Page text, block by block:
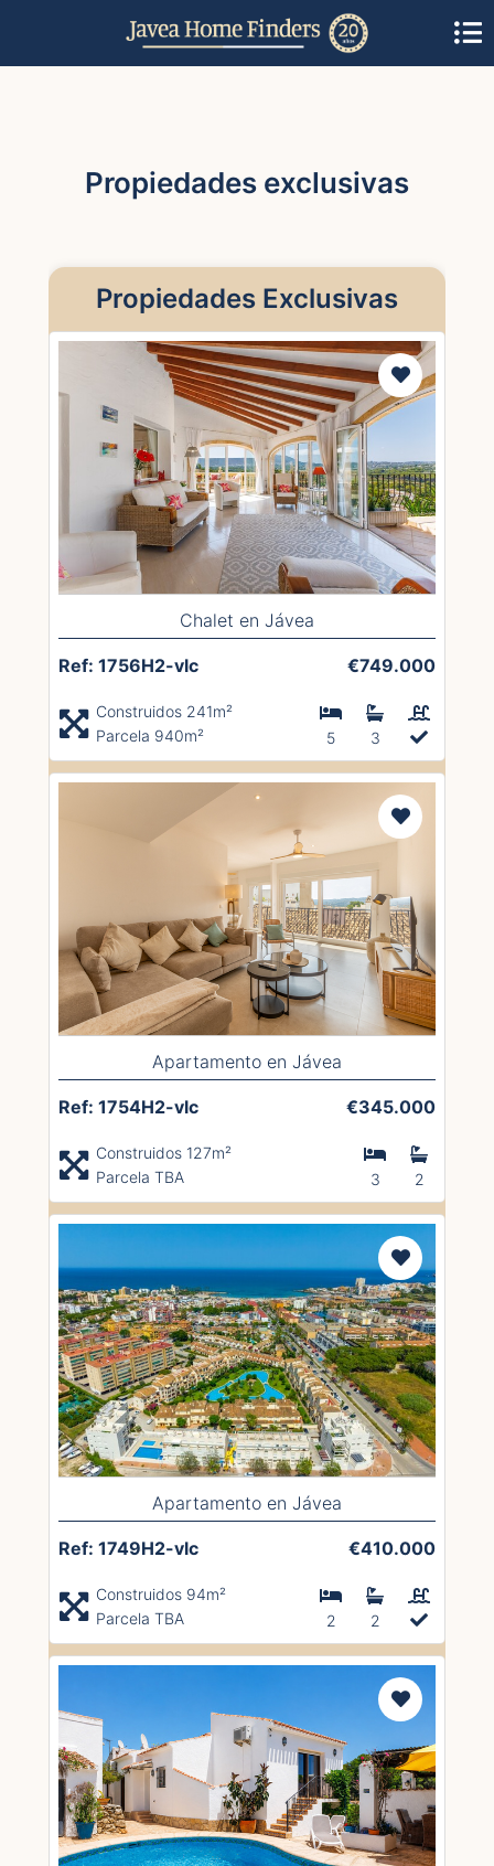
Propiedades exclusivas
Propiedades Exclusivas
Chalet en Jávea
Ref: 1756H2-vlc €749.000
Construidos 241m²
Parcela 940m²
5 3
Apartamento en Jávea
Ref: 1754H2-vlc €345.000
Construidos 127m²
Parcela TBA
3 2
Apartamento en Jávea
Ref: 1749H2-vlc €410.000
Construidos 94m²
Parcela TBA
2 2